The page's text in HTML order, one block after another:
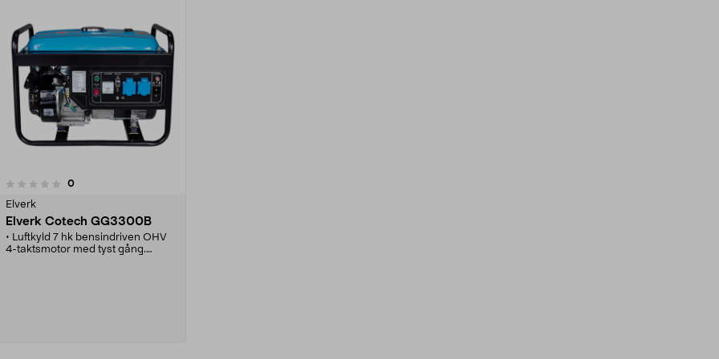
0recensioner
Elverk
Elverk Cotech GG3300B
• Luftkyld 7 hk bensindriven OHV
4-taktsmotor med tyst gång.